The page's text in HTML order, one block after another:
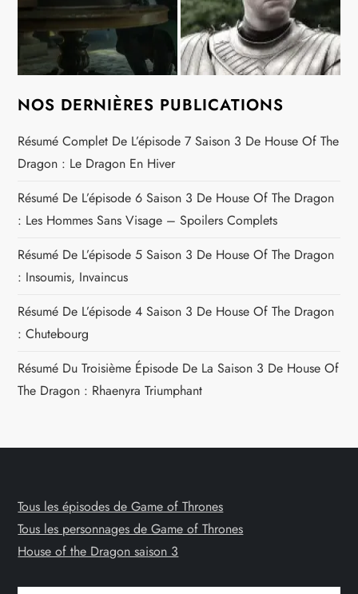
NOS DERNIÈRES PUBLICATIONS
Résumé Complet De L’épisode 7 Saison 3 De House Of The
Dragon : Le Dragon En Hiver
Résumé De L’épisode 6 Saison 3 De House Of The Dragon
: Les Hommes Sans Visage – Spoilers Complets
Résumé De L’épisode 5 Saison 3 De House Of The Dragon
: Insoumis, Invaincus
Résumé De L’épisode 4 Saison 3 De House Of The Dragon
: Chutebourg
Résumé Du Troisième Épisode De La Saison 3 De House Of
The Dragon : Rhaenyra Triumphant
Tous les épisodes de Game of Thrones
Tous les personnages de Game of Thrones
House of the Dragon saison 3